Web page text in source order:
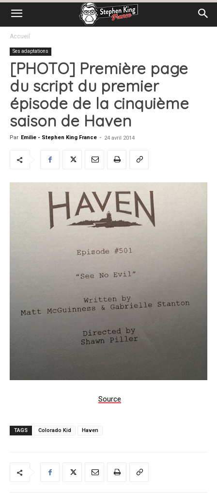
Accueil
Ses adaptations
[PHOTO] Première page
du script du premier
épisode de la cinquième
saison de Haven
Par Emilie - Stephen King France - 24 avril 2014
Source
TAGS Colorado Kid Haven